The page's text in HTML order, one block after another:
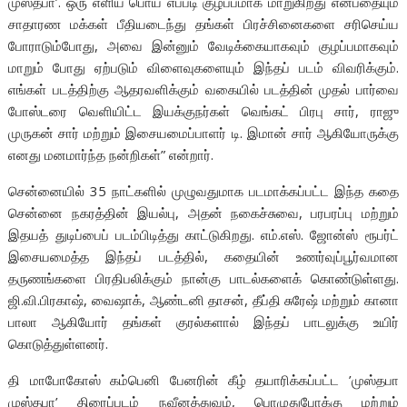
சாதாரண மக்கள் பீதியடைந்து தங்கள் பிரச்சினைகளை சரிசெய்ய
போராடும்போது, அவை இன்னும் வேடிக்கையாகவும் குழப்பமாகவும்
மாறும் போது ஏற்படும் விளைவுகளையும் இந்தப் படம் விவரிக்கும்.
எங்கள் படத்திற்கு ஆதரவளிக்கும் வகையில் படத்தின் முதல் பார்வை
போஸ்டரை வெளியிட்ட இயக்குநர்கள் வெங்கட் பிரபு சார், ராஜு
முருகன் சார் மற்றும் இசையமைப்பாளர் டி. இமான் சார் ஆகியோருக்கு
எனது மனமார்ந்த நன்றிகள்” என்றார்.
சென்னையில் 35 நாட்களில் முழுவதுமாக படமாக்கப்பட்ட இந்த கதை
சென்னை நகரத்தின் இயல்பு, அதன் நகைச்சுவை, பரபரப்பு மற்றும்
இதயத் துடிப்பைப் படம்பிடித்து காட்டுகிறது. எம்.எஸ். ஜோன்ஸ் ரூபர்ட்
இசையமைத்த இந்தப் படத்தில், கதையின் உணர்வுப்பூர்வமான
தருணங்களை பிரதிபலிக்கும் நான்கு பாடல்களைக் கொண்டுள்ளது.
ஜி.வி.பிரகாஷ், வைஷாக், ஆண்டனி தாசன், தீப்தி சுரேஷ் மற்றும் கானா
பாலா ஆகியோர் தங்கள் குரல்களால் இந்தப் பாடலுக்கு உயிர்
கொடுத்துள்ளனர்.
தி மாபோகோஸ் கம்பெனி பேனரின் கீழ் தயாரிக்கப்பட்ட ’முஸ்தபா
முஸ்தபா’ திரைப்படம் நவீனத்துவம், பொழுதுபோக்கு மற்றும்